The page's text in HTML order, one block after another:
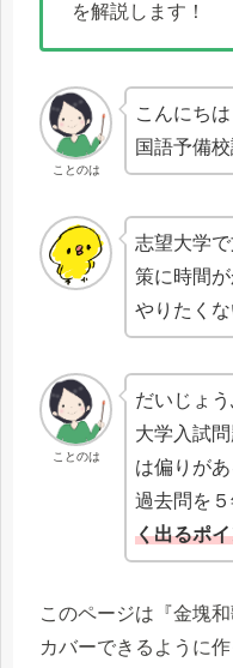
を解説します！
ことのは
こんにちは
国語予備
志望大学
策に時間が
やりたく
ことのは
だいじょう
大学入試
は偏りがあ
過去問を
く出るポ
このページは『金塊
カバーできるように作